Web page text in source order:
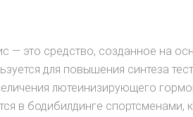
— это средство, созданное на
для повышения синтеза
лютеинизирующего
в бодибилдинге спортсменами,